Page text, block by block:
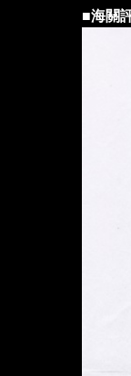
■海關